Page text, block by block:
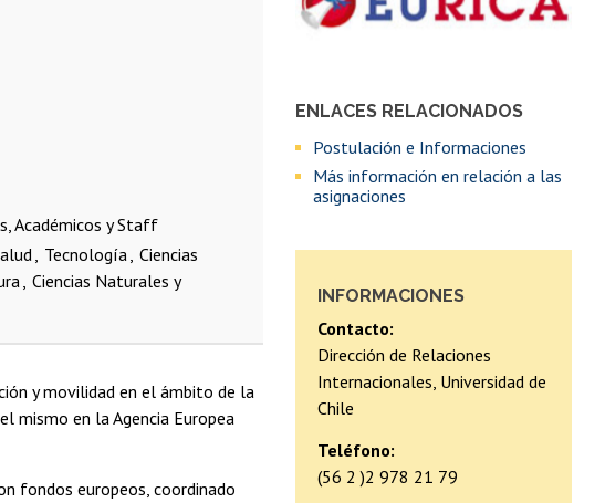
ENLACES RELACIONADOS
Postulación e Informaciones
Más información en relación a las
asignaciones
INFORMACIONES
Contacto:
Dirección de Relaciones
Internacionales, Universidad de
Chile
Teléfono:
(56 2 )2 978 21 79
Académicos y Staff
Tecnología Ciencias
Ciencias Naturales y
y movilidad en el ámbito de la
mismo en la Agencia Europea
fondos europeos, coordinado